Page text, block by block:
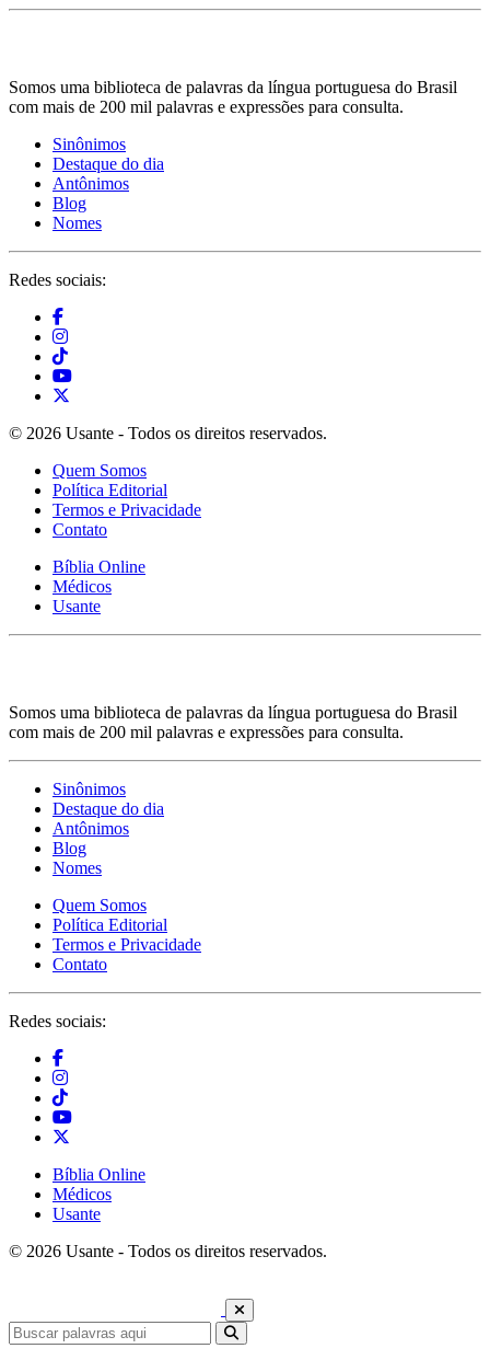
Somos uma biblioteca de palavras da língua portuguesa do Brasil
com mais de 200 mil palavras e expressões para consulta.
Sinônimos
Destaque do dia
Antônimos
Blog
Nomes
Redes sociais:
© 2026 Usante - Todos os direitos reservados.
Quem Somos
Política Editorial
Termos e Privacidade
Contato
Bíblia Online
Médicos
Usante
Somos uma biblioteca de palavras da língua portuguesa do Brasil
com mais de 200 mil palavras e expressões para consulta.
Sinônimos
Destaque do dia
Antônimos
Blog
Nomes
Quem Somos
Política Editorial
Termos e Privacidade
Contato
Redes sociais:
Bíblia Online
Médicos
Usante
© 2026 Usante - Todos os direitos reservados.